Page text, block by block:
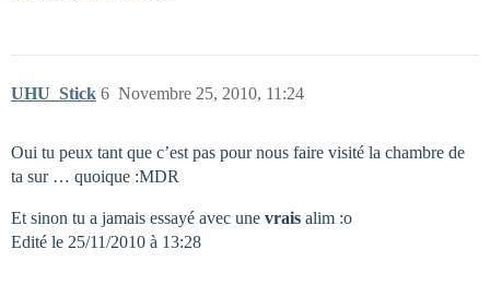
UHU_Stick Novembre 25, 2010, 11:24
6
Oui tu peux tant que c’est pas pour nous faire visité la chambre de
ta sur … quoique :MDR
Et sinon tu a jamais essayé avec une vrais alim :o
Edité le 25/11/2010 à 13:28